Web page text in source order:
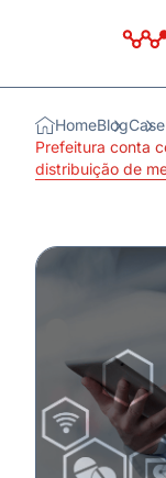
HomeBlogCase
Prefeitura conta
distribuição de